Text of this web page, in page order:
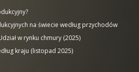
na świecie według przychodów
w rynku chmury (2025)
kraju (listopad 2025)